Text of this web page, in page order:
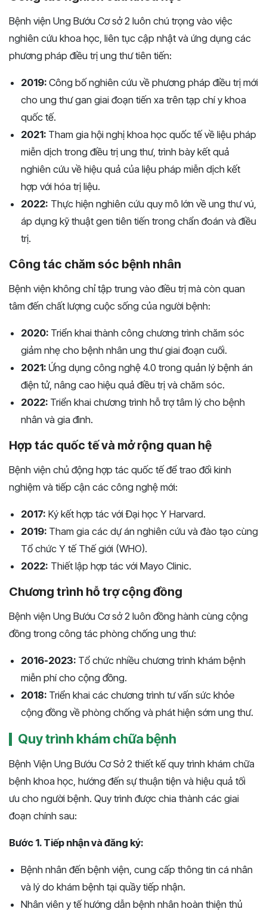
Bệnh viện Ung Bướu Cơ sở 2 luôn chú trọng vào việc
nghiên cứu khoa học, liên tục cập nhật và ứng dụng các
phương pháp điều trị ung thư tiên tiến:
2019: Công bố nghiên cứu về phương pháp điều trị mới
cho ung thư gan giai đoạn tiến xa trên tạp chí y khoa
quốc tế.
2021: Tham gia hội nghị khoa học quốc tế về liệu pháp
miễn dịch trong điều trị ung thư, trình bày kết quả
nghiên cứu về hiệu quả của liệu pháp miễn dịch kết
hợp với hóa trị liệu.
2022: Thực hiện nghiên cứu quy mô lớn về ung thư vú,
áp dụng kỹ thuật gen tiên tiến trong chẩn đoán và điều
trị.
Công tác chăm sóc bệnh nhân
Bệnh viện không chỉ tập trung vào điều trị mà còn quan
tâm đến chất lượng cuộc sống của người bệnh:
2020: Triển khai thành công chương trình chăm sóc
giảm nhẹ cho bệnh nhân ung thư giai đoạn cuối.
2021: Ứng dụng công nghệ 4.0 trong quản lý bệnh án
điện tử, nâng cao hiệu quả điều trị và chăm sóc.
2022: Triển khai chương trình hỗ trợ tâm lý cho bệnh
nhân và gia đình.
Hợp tác quốc tế và mở rộng quan hệ
Bệnh viện chủ động hợp tác quốc tế để trao đổi kinh
nghiệm và tiếp cận các công nghệ mới:
2017: Ký kết hợp tác với Đại học Y Harvard.
2019: Tham gia các dự án nghiên cứu và đào tạo cùng
Tổ chức Y tế Thế giới (WHO).
2022: Thiết lập hợp tác với Mayo Clinic.
Chương trình hỗ trợ cộng đồng
Bệnh viện Ung Bướu Cơ sở 2 luôn đồng hành cùng cộng
đồng trong công tác phòng chống ung thư:
2016-2023: Tổ chức nhiều chương trình khám bệnh
miễn phí cho cộng đồng.
2018: Triển khai các chương trình tư vấn sức khỏe
cộng đồng về phòng chống và phát hiện sớm ung thư.
Quy trình khám chữa bệnh
Bệnh Viện Ung Bướu Cơ Sở 2 thiết kế quy trình khám chữa
bệnh khoa học, hướng đến sự thuận tiện và hiệu quả tối
ưu cho người bệnh. Quy trình được chia thành các giai
đoạn chính sau:
Bước 1. Tiếp nhận và đăng ký:
Bệnh nhân đến bệnh viện, cung cấp thông tin cá nhân
và lý do khám bệnh tại quầy tiếp nhận.
Nhân viên y tế hướng dẫn bệnh nhân hoàn thiện thủ